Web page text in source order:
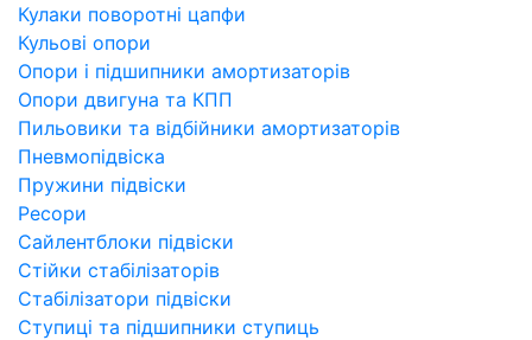
Кулаки поворотні цапфи
Кульові опори
Опори і підшипники амортизаторів
Опори двигуна та КПП
Пильовики та відбійники амортизаторів
Пневмопідвіска
Пружини підвіски
Ресори
Сайлентблоки підвіски
Стійки стабілізаторів
Стабілізатори підвіски
Ступиці та підшипники ступиць